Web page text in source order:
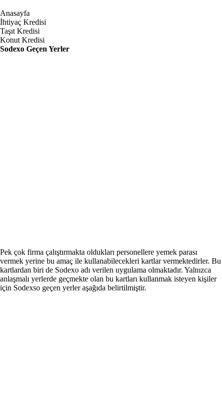
Anasayfa
İhtiyaç Kredisi
Taşıt Kredisi
Konut Kredisi
Sodexo Geçen Yerler
Pek çok firma çalıştırmakta oldukları personellere yemek parası
vermek yerine bu amaç ile kullanabilecekleri kartlar vermektedirler. Bu
kartlardan biri de Sodexo adı verilen uygulama olmaktadır. Yalnızca
anlaşmalı yerlerde geçmekte olan bu kartları kullanmak isteyen kişiler
için Sodexso geçen yerler aşağıda belirtilmiştir.